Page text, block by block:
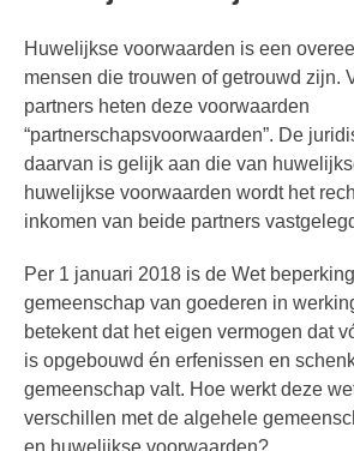
Huwelijkse voorwaarden is een
mensen die trouwen of getrouwd zijn.
partners heten deze voorwaarden
“partnerschapsvoorwaarden”. De
daarvan is gelijk aan die van
huwelijkse voorwaarden wordt het
inkomen van beide partners
Per 1 januari 2018 is de Wet
gemeenschap van goederen in
betekent dat het eigen vermogen dat
is opgebouwd én erfenissen en
gemeenschap valt. Hoe werkt deze
verschillen met de algehele
en huwelijkse voorwaarden?